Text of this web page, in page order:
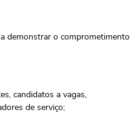
demonstrar o comprometimento
candidatos a vagas,
de serviço;